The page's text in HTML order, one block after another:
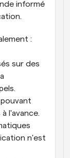
informé
:
sur des
pouvant
l'avance.
n'est